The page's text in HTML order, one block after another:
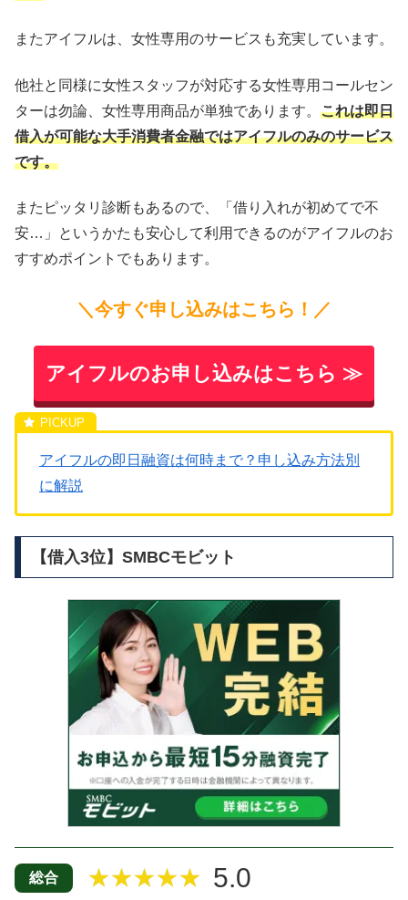
またアイフルは、女性専用のサービスも充実しています。
他社と同様に女性スタッフが対応する女性専用コールセン
ターは勿論、女性専用商品が単独であります。 これは即日
借入が可能な大手消費者金融ではアイフルのみのサービス
です。
またピッタリ診断もあるので、「借り入れが初めてで不
安…」というかたも安心して利用できるのがアイフルのお
すすめポイントでもあります。
＼今すぐ申し込みはこちら！／
アイフルのお申し込みはこちら ≫
アイフルの即日融資は何時まで？申し込み方法別
に解説
【借入3位】SMBCモビット
総合 ★★★★★ 5.0